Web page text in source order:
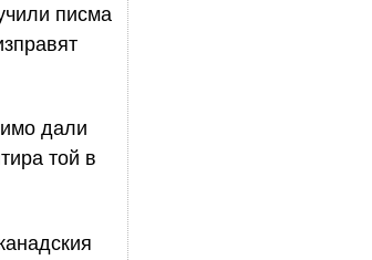
писма
дали
той в